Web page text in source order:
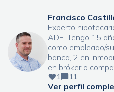
Francisco
Experto
ADE. Tengo 15
como empleado/
banca, 2 en
en bróker o
1 11
Ver perfil